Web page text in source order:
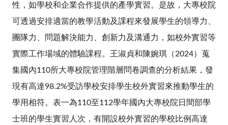
性，如學校和企業合作提供的產學實習。是故，大專校院
可透過安排適當的教學活動及課程來發展學生的領導力、
團隊力、問題解決能力、創新力及溝通力，如校外實習等
實際工作場域的體驗課程。王淑貞和陳婉琪（2024）蒐
集國內110所大專校院管理階層問卷調查的分析結果，發
現有高達98.2%受訪學校安排學生校外實習來推動學生的
學用相符。表一為110至112學年國內大專校院日間部學
士班的學生實習人次，有開設校外實習的學校比例高達